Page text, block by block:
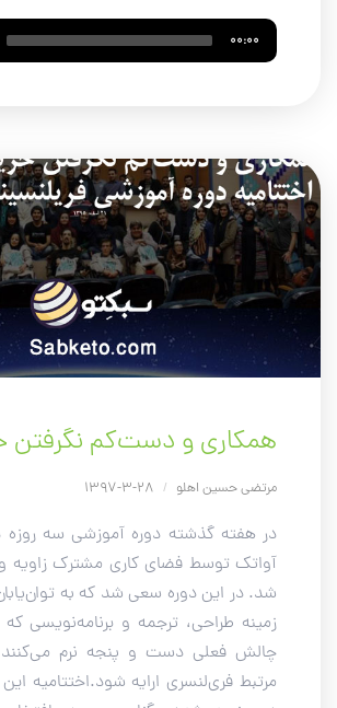
Audio
Player
00:00
همکاری و دست‌کم نگرفتن
مرتضی حسین اهلو /
در هفته گذشته دوره آموزشی سه روزه
آواتک توسط فضای کاری مشترک زاویه و
شد. در این دوره سعی شد که به
زمینه طراحی، ترجمه و برنامه‌نویسی که
چالش فعلی دست و پنجه نرم
مرتبط فری‌لنسری ارایه شود.اختتامیه